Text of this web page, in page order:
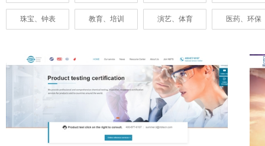
珠宝、钟表 教育、培训 演艺、体育 医药、环保